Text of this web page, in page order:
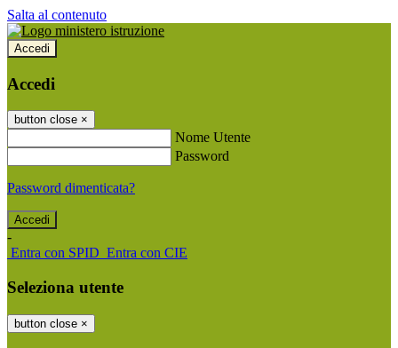
Salta al contenuto
Accedi
Accedi
button close ×
Nome Utente
Password
Password dimenticata?
-
Entra con SPID Entra con CIE
Seleziona utente
button close ×